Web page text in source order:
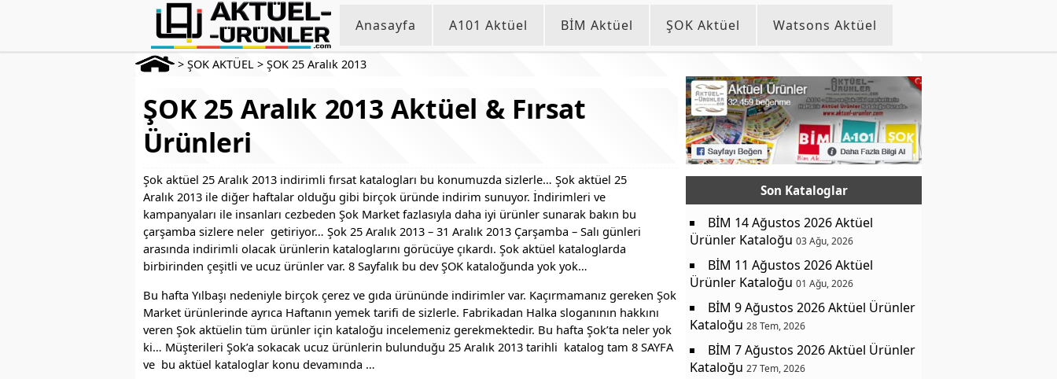
Anasayfa A101 Aktüel BİM Aktüel ŞOK Aktüel Watsons Aktüel
> ŞOK AKTÜEL > ŞOK 25 Aralık 2013
ŞOK 25 Aralık 2013 Aktüel & Fırsat
Ürünleri
Şok aktüel 25 Aralık 2013 indirimli fırsat katalogları bu konumuzda sizlerle… Şok aktüel 25
Aralık 2013 ile diğer haftalar olduğu gibi birçok üründe indirim sunuyor. İndirimleri ve
kampanyaları ile insanları cezbeden Şok Market fazlasıyla daha iyi ürünler sunarak bakın bu
çarşamba sizlere neler getiriyor… Şok 25 Aralık 2013 – 31 Aralık 2013 Çarşamba – Salı günleri
arasında indirimli olacak ürünlerin kataloglarını görücüye çıkardı. Şok aktüel kataloglarda
birbirinden çeşitli ve ucuz ürünler var. 8 Sayfalık bu dev ŞOK kataloğunda yok yok…
Bu hafta Yılbaşı nedeniyle birçok çerez ve gıda ürününde indirimler var. Kaçırmamanız gereken Şok
Market ürünlerinde ayrıca Haftanın yemek tarifi de sizlerle. Fabrikadan Halka sloganının hakkını
veren Şok aktüelin tüm ürünler için kataloğu incelemeniz gerekmektedir. Bu hafta Şok’ta neler yok
ki… Müşterileri Şok’a sokacak ucuz ürünlerin bulunduğu 25 Aralık 2013 tarihli katalog tam 8 SAYFA
ve bu aktüel kataloglar konu devamında …
Son Kataloglar
BİM 14 Ağustos 2026 Aktüel
Ürünler Kataloğu 03 Ağu, 2026
BİM 11 Ağustos 2026 Aktüel
Ürünler Kataloğu 01 Ağu, 2026
BİM 9 Ağustos 2026 Aktüel Ürünler
Kataloğu 28 Tem, 2026
BİM 7 Ağustos 2026 Aktüel Ürünler
Kataloğu 27 Tem, 2026